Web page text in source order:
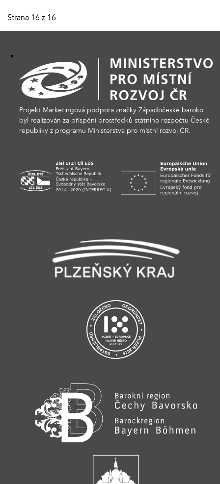
Strana 16 z 16
Projekt Marketingová podpora značky Západočeské baroko
byl realizován za přispění prostředků státního rozpočtu České
republiky z programu Ministerstva pro místní rozvoj ČR.